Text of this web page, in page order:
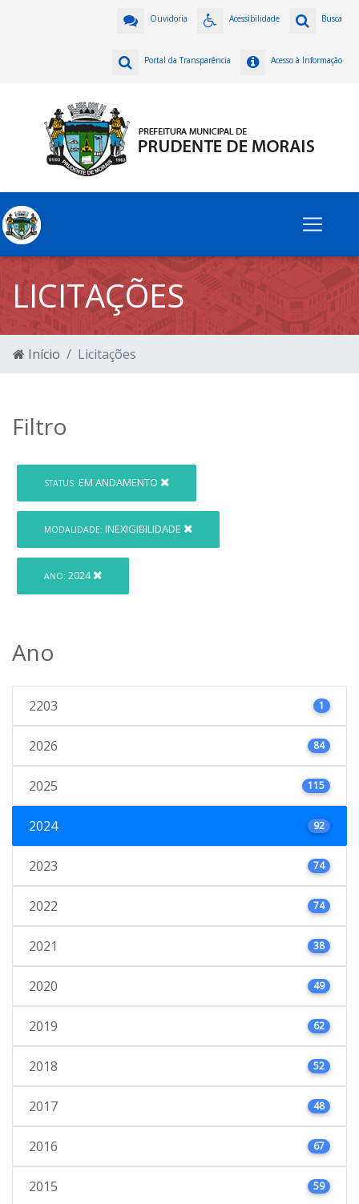
Busca
Acessibilidade
Ouvidoria
Acesso à Informação
Portal da Transparência
LICITAÇÕES
Início Licitações
Filtro
STATUS: EM ANDAMENTO
MODALIDADE: INEXIGIBILIDADE
ANO: 2024
Ano
2203 1
2026 84
2025 115
2024 92
2023 74
2022 74
2021 38
2020 49
2019 62
2018 52
2017 48
2016 67
2015 59